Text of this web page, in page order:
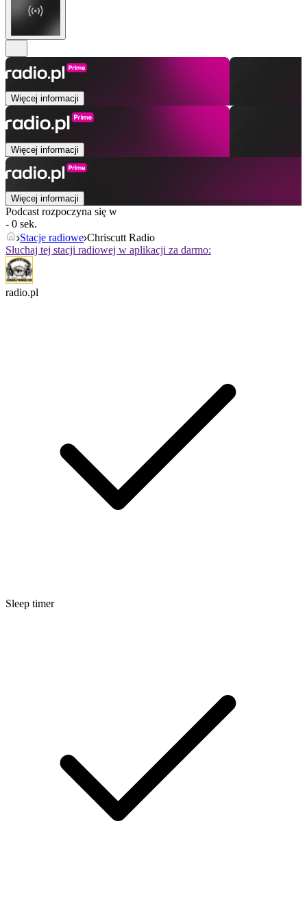
Więcej informacji
Więcej informacji
Więcej informacji
Podcast rozpoczyna się w
- 0 sek.
Stacje radiowe Chriscutt Radio
Słuchaj tej stacji radiowej w aplikacji za darmo:
radio.pl
Sleep timer